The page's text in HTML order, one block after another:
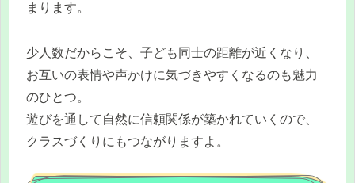
まります。
少人数だからこそ、子ども同士の距離が近くなり、
お互いの表情や声かけに気づきやすくなるのも魅力
のひとつ。
遊びを通して自然に信頼関係が築かれていくので、
クラスづくりにもつながりますよ。